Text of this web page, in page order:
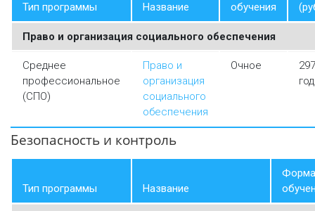
Тип программы Название
обучения
Право и организация социального обеспечения
Среднее
профессиональное
(СПО)
Право и
организация
социального
обеспечения
Очное
год
Безопасность и контроль
Тип программы Название